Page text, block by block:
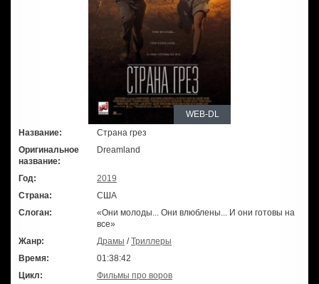
WEB-DL
Название:
Страна грез
Оригинальное
название:
Dreamland
Год:
2019
Страна:
США
Слоган:
«Они молоды... Они влюблены... И они готовы на
все»
Жанр:
Драмы /Триллеры
Время:
01:38:42
Цикл:
Фильмы про воров